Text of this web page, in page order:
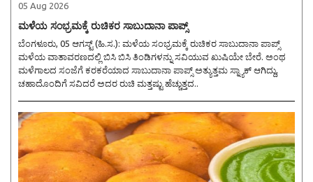
05 Aug 2026
ಮಳೆಯ ಸಂಭ್ರಮಕ್ಕೆ ರುಚಿಕರ ಸಾಬುದಾನಾ ಪಾಪ್ಸ್
ಬೆಂಗಳೂರು, 05 ಆಗಸ್ಟ್ (ಹಿ.ಸ.): ಮಳೆಯ ಸಂಭ್ರಮಕ್ಕೆ ರುಚಿಕರ ಸಾಬುದಾನಾ ಪಾಪ್ಸ್
ಮಳೆಯ ವಾತಾವರಣದಲ್ಲಿ ಬಿಸಿ ಬಿಸಿ ತಿಂಡಿಗಳನ್ನು ಸವಿಯುವ ಖುಷಿಯೇ ಬೇರೆ. ಅಂಥ
ಮಳೆಗಾಲದ ಸಂಜೆಗೆ ಕರಕರೆಯಾದ ಸಾಬುದಾನಾ ಪಾಪ್ಸ್ ಅತ್ಯುತ್ತಮ ಸ್ನ್ಯಾಕ್ ಆಗಿದ್ದು,
ಚಹಾದೊಂದಿಗೆ ಸವಿದರೆ ಅದರ ರುಚಿ ಮತ್ತಷ್ಟು ಹೆಚ್ಚುತ್ತದ..